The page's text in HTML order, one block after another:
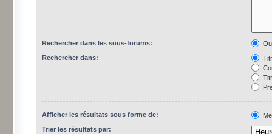
Rechercher dans les sous-forums:
Rechercher dans:
Afficher les résultats sous forme de:
Trier les résultats par: